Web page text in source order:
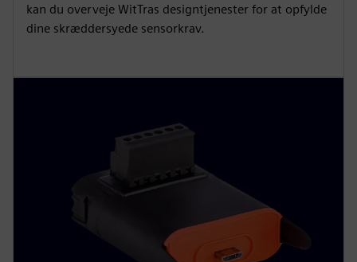
kan du overveje WitTras designtjenester for at opfylde
dine skræddersyede sensorkrav.